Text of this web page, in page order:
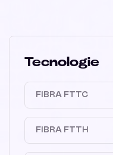
Tecnologie
FIBRA FTTC
FIBRA FTTH